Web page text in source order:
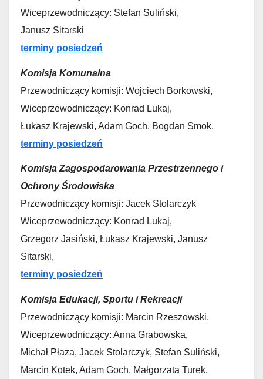
Wiceprzewodniczący: Stefan Suliński,
Janusz Sitarski
terminy posiedzeń
Komisja Komunalna
Przewodniczący komisji: Wojciech Borkowski,
Wiceprzewodniczący: Konrad Lukaj,
Łukasz Krajewski, Adam Goch, Bogdan Smok,
terminy posiedzeń
Komisja Zagospodarowania Przestrzennego i
Ochrony Środowiska
Przewodniczący komisji: Jacek Stolarczyk
Wiceprzewodniczący: Konrad Lukaj,
Grzegorz Jasiński, Łukasz Krajewski, Janusz
Sitarski,
terminy posiedzeń
Komisja Edukacji, Sportu i Rekreacji
Przewodniczący komisji: Marcin Rzeszowski,
Wiceprzewodniczący: Anna Grabowska,
Michał Płaza, Jacek Stolarczyk, Stefan Suliński,
Marcin Kotek, Adam Goch, Małgorzata Turek,